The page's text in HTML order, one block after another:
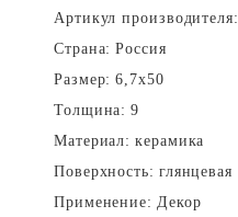
Артикул производителя:
Страна: Россия
Размер: 6,7x50
Толщина: 9
Материал: керамика
Поверхность: глянцевая
Применение: Декор